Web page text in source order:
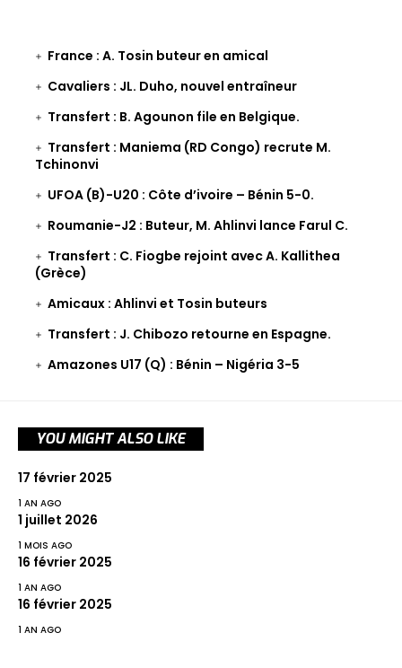
France : A. Tosin buteur en amical
Cavaliers : JL. Duho, nouvel entraîneur
Transfert : B. Agounon file en Belgique.
Transfert : Maniema (RD Congo) recrute M.
Tchinonvi
UFOA (B)-U20 : Côte d’ivoire – Bénin 5-0.
Roumanie-J2 : Buteur, M. Ahlinvi lance Farul C.
Transfert : C. Fiogbe rejoint avec A. Kallithea
(Grèce)
Amicaux : Ahlinvi et Tosin buteurs
Transfert : J. Chibozo retourne en Espagne.
Amazones U17 (Q) : Bénin – Nigéria 3-5
YOU MIGHT ALSO LIKE
17 février 2025
1 AN AGO
1 juillet 2026
1 MOIS AGO
16 février 2025
1 AN AGO
16 février 2025
1 AN AGO